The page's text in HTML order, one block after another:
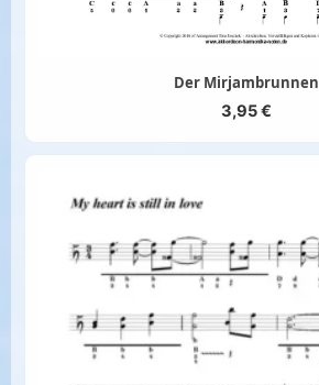
Der Mirjambrunnen
3,95€